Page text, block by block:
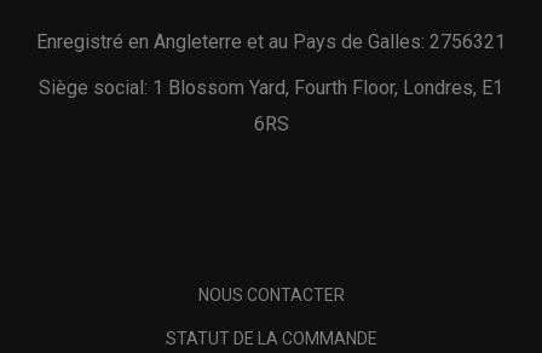
Enregistré en Angleterre et au Pays de Galles: 2756321
Siège social: 1 Blossom Yard, Fourth Floor, Londres, E1
6RS
NOUS CONTACTER
STATUT DE LA COMMANDE